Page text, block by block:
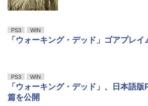
PS3 WIN
「ウォーキング・デッド」ゴアプレイ
PS3 WIN
「ウォーキング・デッド」、日本語版
篇を公開